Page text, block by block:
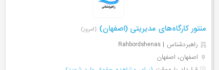
منتور کارگاه‌های مدیریتی (اصفهان) (امروز)
راهبردشناس | Rahbordshenas
اصفهان، اصفهان